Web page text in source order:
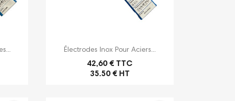
Aperçu rapide
Électrodes Inox Pour Aciers...
42,60 € TTC
35.50 € HT